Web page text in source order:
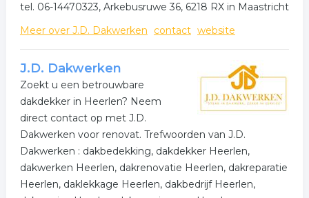
tel. 06-14470323, Arkebusruwe 36, 6218 RX in Maastricht
Meer over J.D. Dakwerken
contact website
J.D. Dakwerken
Zoekt u een betrouwbare
dakdekker in Heerlen? Neem
direct contact op met J.D.
Dakwerken voor renovat. Trefwoorden van J.D.
Dakwerken : dakbedekking, dakdekker Heerlen,
dakwerken Heerlen, dakrenovatie Heerlen, dakreparatie
Heerlen, daklekkage Heerlen, dakbedrijf Heerlen,